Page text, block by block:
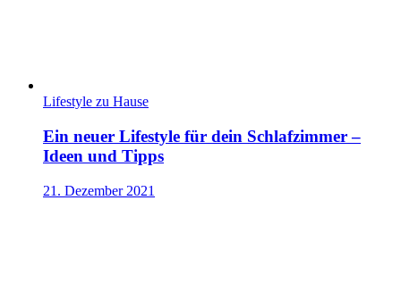
Lifestyle zu Hause
Ein neuer Lifestyle für dein Schlafzimmer –
Ideen und Tipps
21. Dezember 2021